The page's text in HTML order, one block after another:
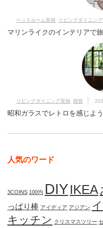
ベッドルーム実例 リビングダイニング
マリンライクのインテリアで
リビングダイニング実例 雑貨
昭和ガラスでレトロを感じよう
人気のワード
3COINS 100均 DIYIKEA
っぱり棒 アイディア アジアン
キッチン クリスマスツリー